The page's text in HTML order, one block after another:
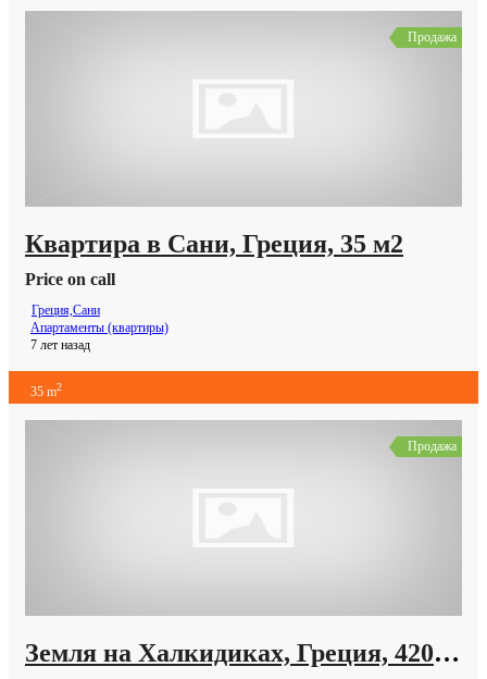
Продажа
Квартира в Сани, Греция, 35 м2
Price on call
Греция,Сани
Апартаменты (квартиры)
7 лет назад
35 m2
Продажа
Земля на Халкидиках, Греция, 420 м2